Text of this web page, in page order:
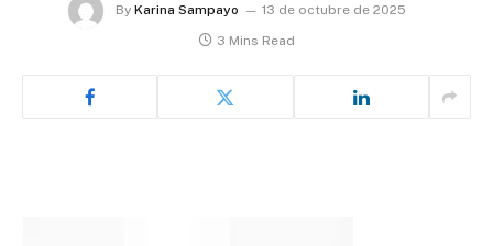
By Karina Sampayo
13 de octubre de 2025
3 Mins Read